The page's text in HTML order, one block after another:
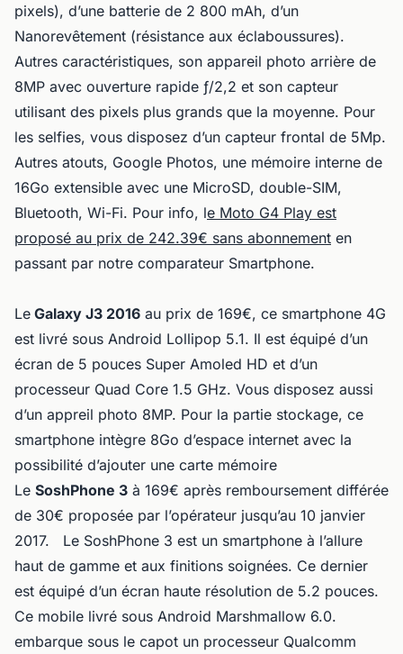
pixels), d’une batterie de 2 800 mAh, d’un
Nanorevêtement (résistance aux éclaboussures).
Autres caractéristiques, son appareil photo arrière de
8MP avec ouverture rapide ƒ/2,2 et son capteur
utilisant des pixels plus grands que la moyenne. Pour
les selfies, vous disposez d’un capteur frontal de 5Mp.
Autres atouts, Google Photos, une mémoire interne de
16Go extensible avec une MicroSD, double-SIM,
Bluetooth, Wi-Fi. Pour info, le Moto G4 Play est
proposé au prix de 242.39€ sans abonnement en
passant par notre comparateur Smartphone.
Le Galaxy J3 2016 au prix de 169€, ce smartphone 4G
est livré sous Android Lollipop 5.1. Il est équipé d’un
écran de 5 pouces Super Amoled HD et d’un
processeur Quad Core 1.5 GHz. Vous disposez aussi
d’un appreil photo 8MP. Pour la partie stockage, ce
smartphone intègre 8Go d’espace internet avec la
possibilité d’ajouter une carte mémoire
Le SoshPhone 3 à 169€ après remboursement différée
de 30€ proposée par l’opérateur jusqu’au 10 janvier
2017. Le SoshPhone 3 est un smartphone à l’allure
haut de gamme et aux finitions soignées. Ce dernier
est équipé d’un écran haute résolution de 5.2 pouces.
Ce mobile livré sous Android Marshmallow 6.0.
embarque sous le capot un processeur Qualcomm